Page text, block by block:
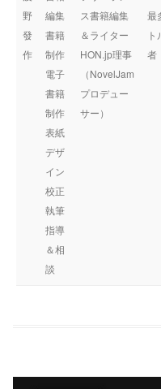
野
發
作
編集
書籍
制作
電子
書籍
制作
表紙
デザ
イン
校正
執筆
指導
＆相
談
ス書籍編集
＆ライター
HON.jp理事
（NovelJam
プロデュー
サー）
最
者